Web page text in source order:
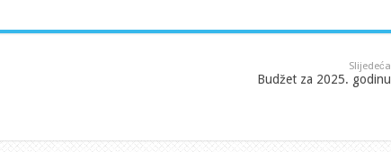
Slijedeća
Budžet za 2025. godinu